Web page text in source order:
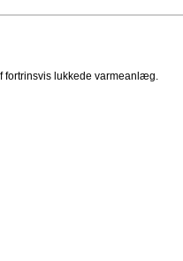
fortrinsvis lukkede varmeanlæg.